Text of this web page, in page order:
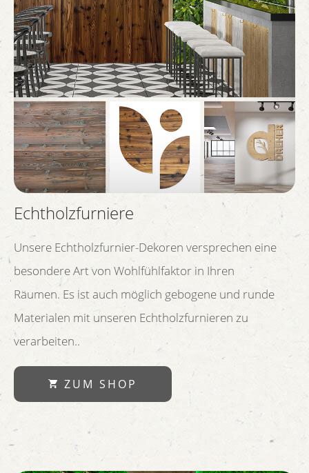
Echtholzfurniere
Unsere Echtholzfurnier-Dekoren versprechen eine
besondere Art von Wohlfühlfaktor in Ihren
Räumen. Es ist auch möglich gebogene und runde
Materialen mit unseren Echtholzfurnieren zu
verarbeiten..
ZUM SHOP